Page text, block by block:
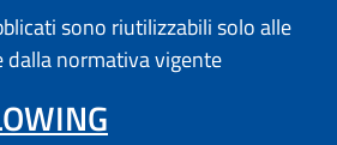
sono riutilizzabili solo alle
dalla normativa vigente